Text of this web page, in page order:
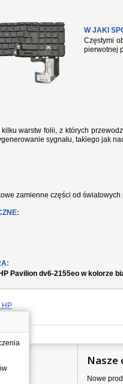
W JAKI
Częstymi
pierwotnej
kilku warstw folii, z których
sygnału, takiego jak
zamienne części od
Pavilion dv6-2155eo w kolorze
HP
Nowe